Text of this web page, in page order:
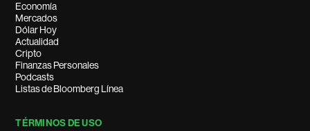
Economía
Mercados
Dólar Hoy
Actualidad
Cripto
Finanzas Personales
Podcasts
Listas de Bloomberg Línea
TÉRMINOS DE USO